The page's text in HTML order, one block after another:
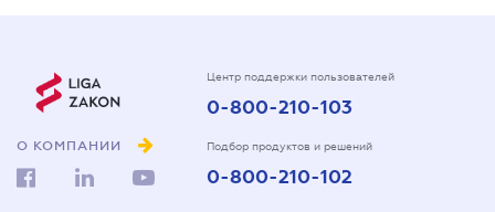
О КОМПАНИИ
Центр поддержки пользователей
0-800-210-103
Подбор продуктов и решений
0-800-210-102